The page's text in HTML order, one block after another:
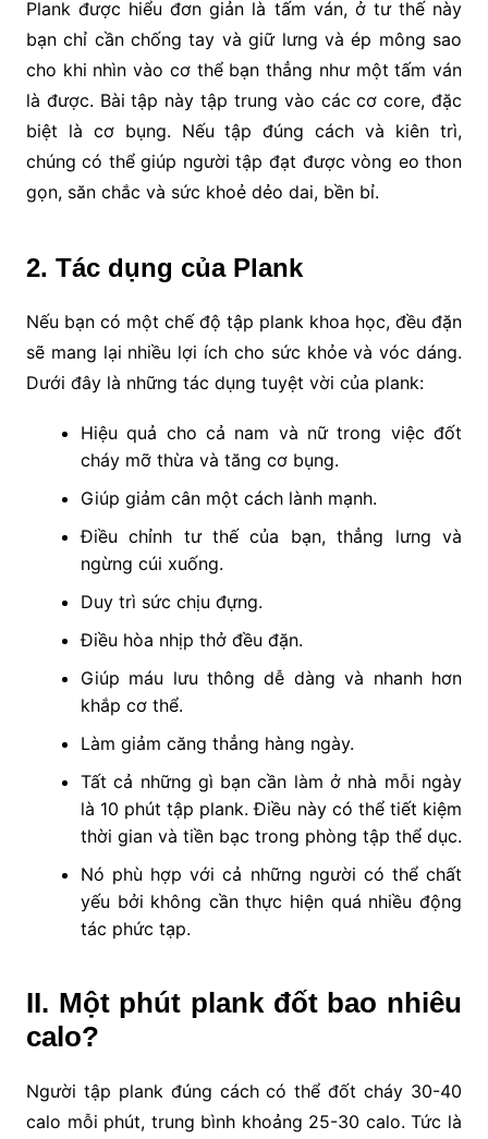
Plank được hiểu đơn giản là tấm ván, ở tư thế này
bạn chỉ cần chống tay và giữ lưng và ép mông sao
cho khi nhìn vào cơ thể bạn thẳng như một tấm ván
là được. Bài tập này tập trung vào các cơ core, đặc
biệt là cơ bụng. Nếu tập đúng cách và kiên trì,
chúng có thể giúp người tập đạt được vòng eo thon
gọn, săn chắc và sức khoẻ dẻo dai, bền bỉ.
2. Tác dụng của Plank
Nếu bạn có một chế độ tập plank khoa học, đều đặn
sẽ mang lại nhiều lợi ích cho sức khỏe và vóc dáng.
Dưới đây là những tác dụng tuyệt vời của plank:
Hiệu quả cho cả nam và nữ trong việc đốt
cháy mỡ thừa và tăng cơ bụng.
Giúp giảm cân một cách lành mạnh.
Điều chỉnh tư thế của bạn, thẳng lưng và
ngừng cúi xuống.
Duy trì sức chịu đựng.
Điều hòa nhịp thở đều đặn.
Giúp máu lưu thông dễ dàng và nhanh hơn
khắp cơ thể.
Làm giảm căng thẳng hàng ngày.
Tất cả những gì bạn cần làm ở nhà mỗi ngày
là 10 phút tập plank. Điều này có thể tiết kiệm
thời gian và tiền bạc trong phòng tập thể dục.
Nó phù hợp với cả những người có thể chất
yếu bởi không cần thực hiện quá nhiều động
tác phức tạp.
II. Một phút plank đốt bao nhiêu
calo?
Người tập plank đúng cách có thể đốt cháy 30-40
calo mỗi phút, trung bình khoảng 25-30 calo. Tức là